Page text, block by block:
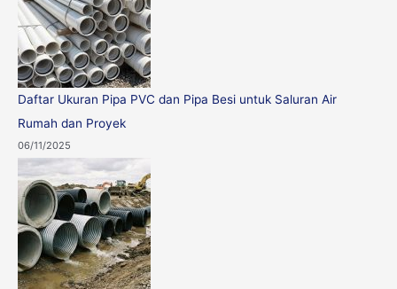
Daftar Ukuran Pipa PVC dan Pipa Besi untuk Saluran Air
Rumah dan Proyek
06/11/2025